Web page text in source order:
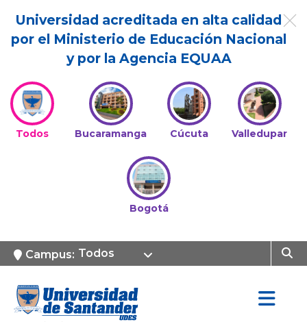
Universidad acreditada en alta calidad
por el Ministerio de Educación Nacional
y por la Agencia EQUAA
Todos Bucaramanga Cúcuta Valledupar
Bogotá
Campus: Todos